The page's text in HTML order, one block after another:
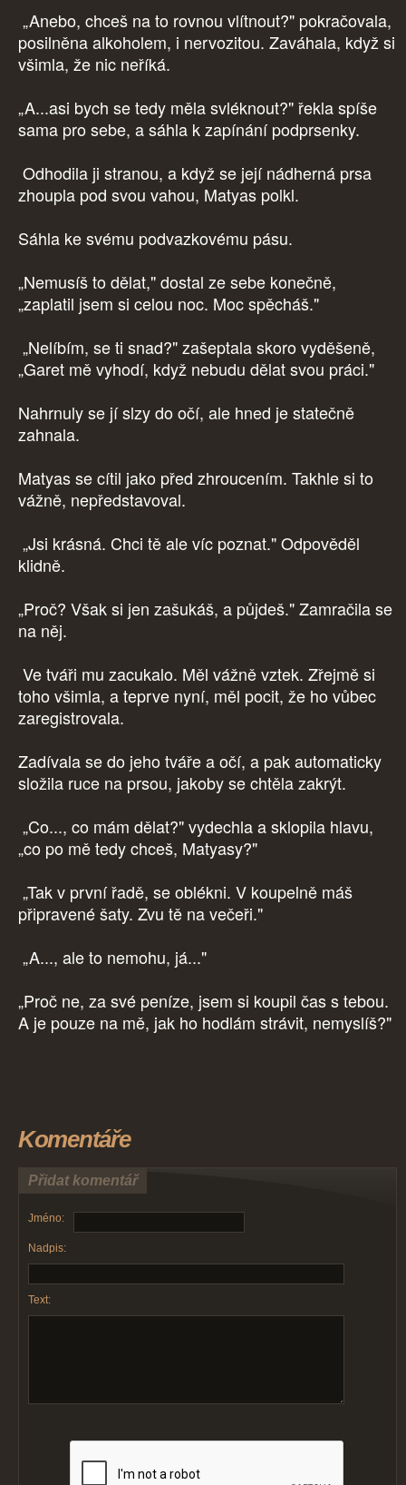
„Anebo, chceš na to rovnou vlítnout?" pokračovala,
posilněna alkoholem, i nervozitou. Zaváhala, když si
všimla, že nic neříká.
„A...asi bych se tedy měla svléknout?" řekla spíše
sama pro sebe, a sáhla k zapínání podprsenky.
Odhodila ji stranou, a když se její nádherná prsa
zhoupla pod svou vahou, Matyas polkl.
Sáhla ke svému podvazkovému pásu.
„Nemusíš to dělat," dostal ze sebe konečně,
„zaplatil jsem si celou noc. Moc spěcháš."
„Nelíbím, se ti snad?" zašeptala skoro vyděšeně,
„Garet mě vyhodí, když nebudu dělat svou práci."
Nahrnuly se jí slzy do očí, ale hned je statečně
zahnala.
Matyas se cítil jako před zhroucením. Takhle si to
vážně, nepředstavoval.
„Jsi krásná. Chci tě ale víc poznat." Odpověděl
klidně.
„Proč? Však si jen zašukáš, a půjdeš." Zamračila se
na něj.
Ve tváři mu zacukalo. Měl vážně vztek. Zřejmě si
toho všimla, a teprve nyní, měl pocit, že ho vůbec
zaregistrovala.
Zadívala se do jeho tváře a očí, a pak automaticky
složila ruce na prsou, jakoby se chtěla zakrýt.
„Co..., co mám dělat?" vydechla a sklopila hlavu,
„co po mě tedy chceš, Matyasy?"
„Tak v první řadě, se oblékni. V koupelně máš
připravené šaty. Zvu tě na večeři."
„A..., ale to nemohu, já..."
„Proč ne, za své peníze, jsem si koupil čas s tebou.
A je pouze na mě, jak ho hodlám strávit, nemyslíš?"
Komentáře
Přidat komentář
Jméno:
Nadpis:
Text: